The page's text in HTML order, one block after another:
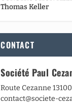
Thomas Keller
CONTACT
Société Paul
Route Cezanne
contact@societe-